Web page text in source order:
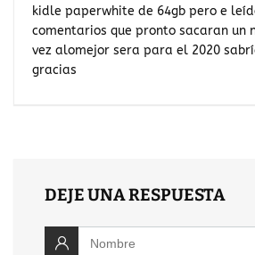
kidle paperwhite de 64gb pero e
comentarios que pronto sacaran un
vez alomejor sera para el 2020
gracias
DEJE UNA RESPUESTA